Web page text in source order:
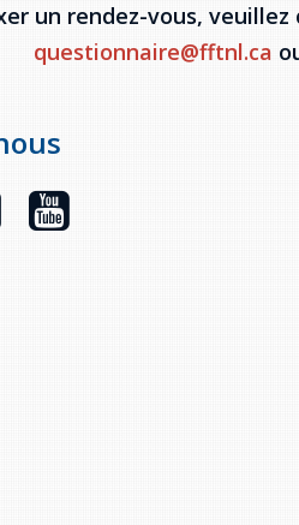
un rendez-vous,
questionnaire@fftnl.ca